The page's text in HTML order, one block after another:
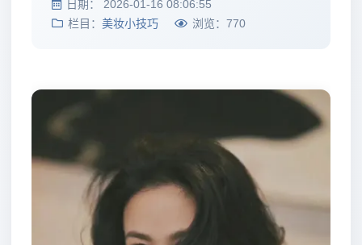
日期： 2026-01-16 08:06:55
栏目： 美妆小技巧 浏览： 770